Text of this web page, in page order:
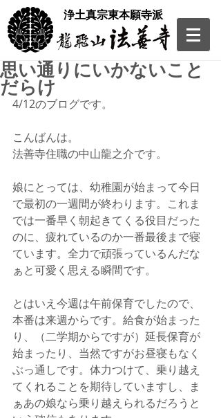
​浄土真宗東本願寺派
思い通りにいかないこと
だらけ
4/12のブログです。
こんばんは。
法善寺住職の中山龍之介です。
娘にとっては、幼稚園が始まって今日
で最初の一週間が終わります。これま
では一番早く朝起きてくる役目だった
のに、疲れているのか一番最後まで寝
ています。全力で頑張っているんだな
ぁと可愛く思える瞬間です。
とはいえ今週は午前保育でしたので、
本番は来週からです。給食が始まった
り、（二学期からですが）延長保育が
始まったり、当然ですがお昼寝もなく
ぶっ通しです。体力つけて、乗り越え
てくれることを期待していますし、ま
ぁあの娘なら乗り越えられるだろうと